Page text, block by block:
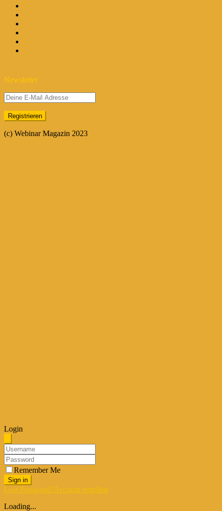
Newsletter
(c) Webinar Magazin 2023
Login
Remember Me
Sign in
Lost Password?Account erstellen
Loading...